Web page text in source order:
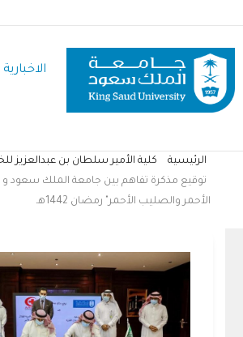
المحتوى
الرئيسي
الاخبارية
مسار
التنقل
الرئيسية
كلية الأمير سلطان بن عبدالعزيز
توقيع مذكرة تفاهم بين جامعة الملك سعود و
الأحمر والصليب الأحمر" رمضان 1442هـ